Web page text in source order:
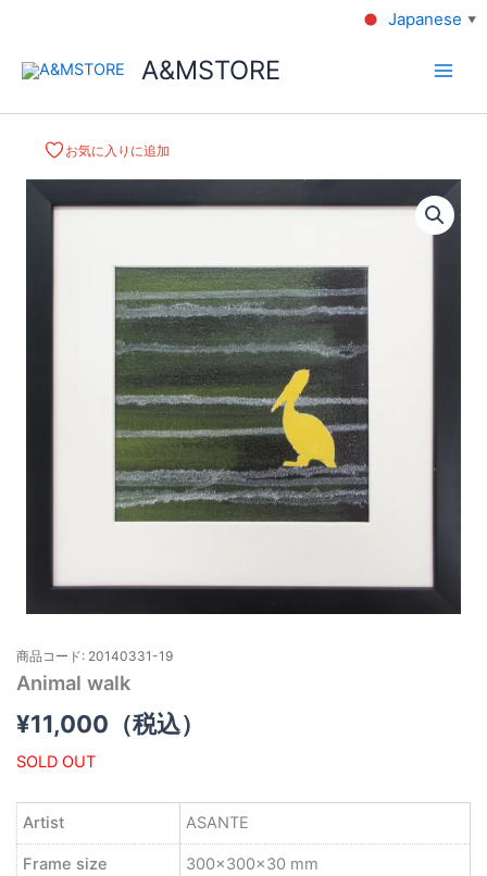
A&MSTORE
お気に入りに追加
商品コード: 20140331-19
Animal walk
¥11,000 （税込）
SOLD OUT
Artist ASANTE
Frame size 300×300×30 mm
Japanese ▼